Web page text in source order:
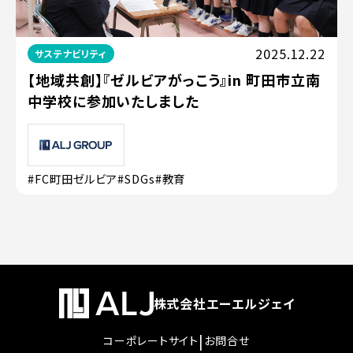
サステナビリティ 2025.12.22
【地域共創】『ゼルビアがっこう』in 町田市立南
中学校に参加いたしました
#FC町田ゼルビア#SDGs#教育
株式会社エーエルジェイ
コーポレートサイト | お問合せ